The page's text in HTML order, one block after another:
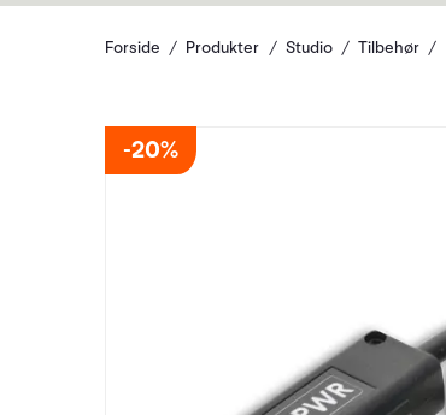
Forside Produkter Studio Tilbehør
20%